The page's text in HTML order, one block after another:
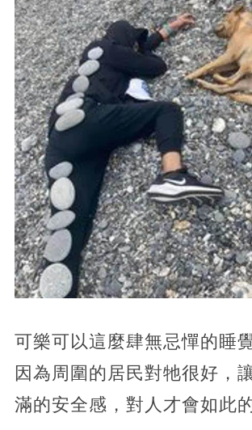
可樂可以這麼肆無忌憚的睡
因為周圍的居民對牠很好，
滿的安全感，對人才會如此